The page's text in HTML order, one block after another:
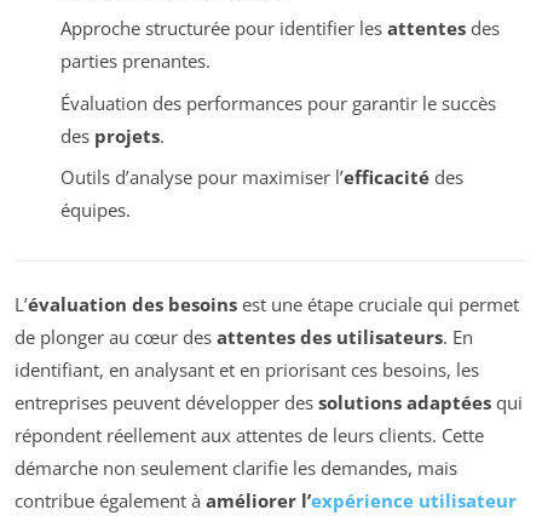
Approche structurée pour identifier les attentesdes
parties prenantes.
Évaluation des performances pour garantir le succès
des projets.
Outils d’analyse pour maximiser l’efficacitédes
équipes.
L’évaluation des besoins est une étape cruciale qui permet
de plonger au cœur des attentes des utilisateurs. En
identifiant, en analysant et en priorisant ces besoins, les
entreprises peuvent développer des solutions adaptées qui
répondent réellement aux attentes de leurs clients. Cette
démarche non seulement clarifie les demandes, mais
contribue également à améliorer l’expérience utilisateur